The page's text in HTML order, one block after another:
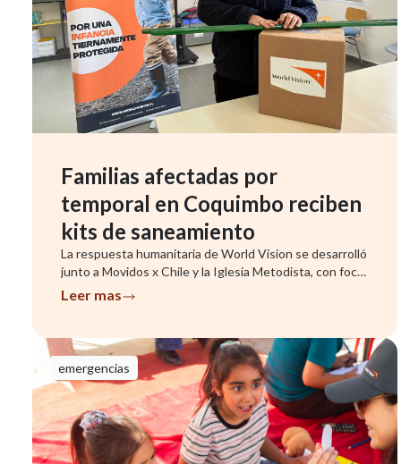
Familias afectadas por
temporal en Coquimbo reciben
kits de saneamiento
La respuesta humanitaria de World Vision se desarrolló
junto a Movidos x Chile y la Iglesia Metodista, con foco
en famil...
Leer mas
emergencias